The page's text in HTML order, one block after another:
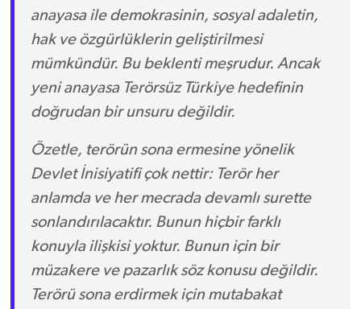
anayasa ile demokrasinin, sosyal adaletin,
hak ve özgürlüklerin geliştirilmesi
mümkündür. Bu beklenti meşrudur. Ancak
yeni anayasa Terörsüz Türkiye hedefinin
doğrudan bir unsuru değildir.
Özetle, terörün sona ermesine yönelik
Devlet İnisiyatifi çok nettir: Terör her
anlamda ve her mecrada devamlı surette
sonlandırılacaktır. Bunun hiçbir farklı
konuyla ilişkisi yoktur. Bunun için bir
müzakere ve pazarlık söz konusu değildir.
Terörü sona erdirmek için mutabakat